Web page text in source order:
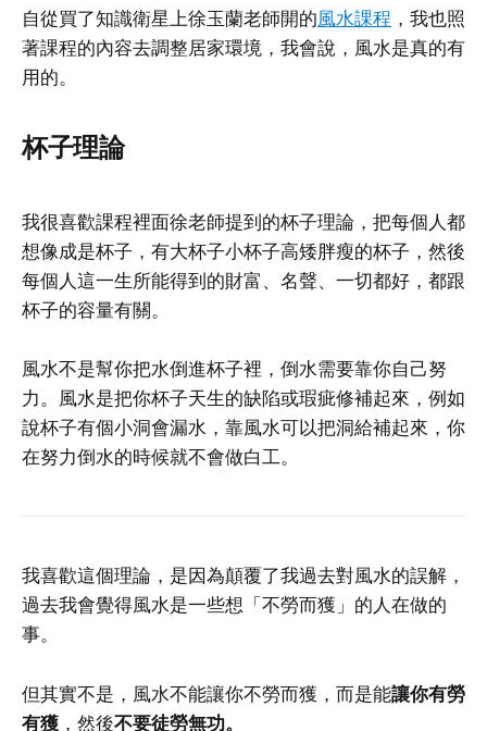
自從買了知識衛星上徐玉蘭老師開的風水課程 ，我也照
著課程的內容去調整居家環境，我會說，風水是真的有
用的。
杯子理論
我很喜歡課程裡面徐老師提到的杯子理論，把每個人都
想像成是杯子，有大杯子小杯子高矮胖瘦的杯子，然後
每個人這一生所能得到的財富、名聲、一切都好，都跟
杯子的容量有關。
風水不是幫你把水倒進杯子裡，倒水需要靠你自己努
力。風水是把你杯子天生的缺陷或瑕疵修補起來，例如
說杯子有個小洞會漏水，靠風水可以把洞給補起來，你
在努力倒水的時候就不會做白工。
我喜歡這個理論，是因為顛覆了我過去對風水的誤解，
過去我會覺得風水是一些想「不勞而獲」的人在做的
事。
但其實不是，風水不能讓你不勞而獲，而是能讓你有勞
有獲 ，然後不要徒勞無功。